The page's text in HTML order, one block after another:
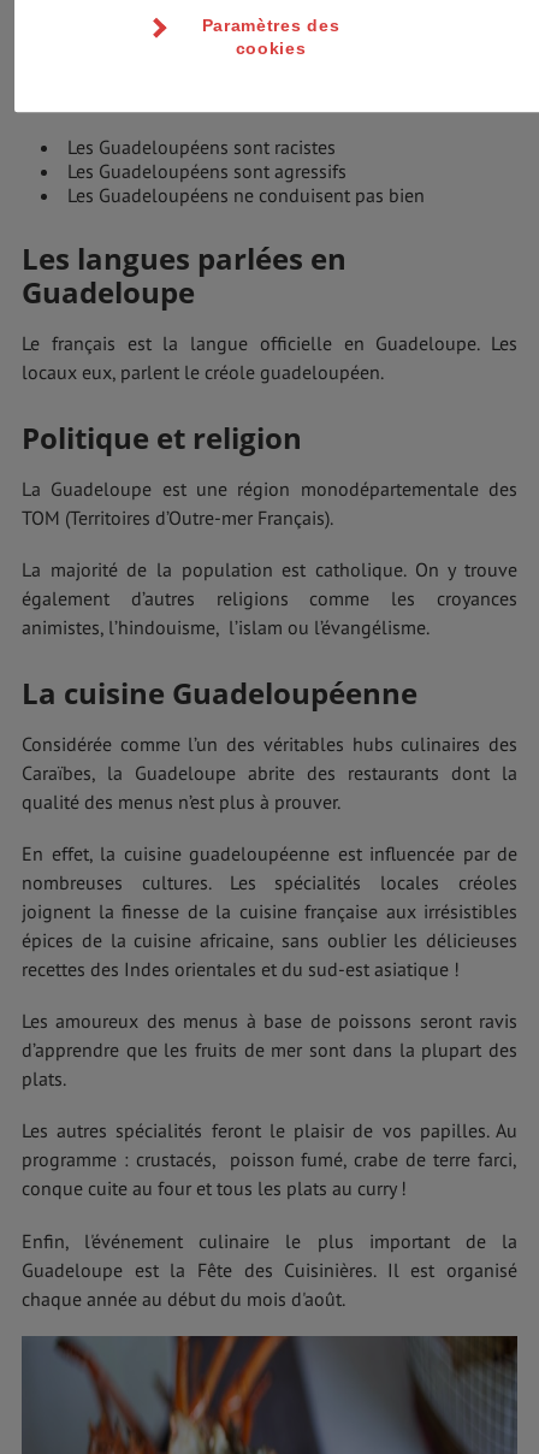
Les Guadeloupéens sont racistes
Les Guadeloupéens sont agressifs
Les Guadeloupéens ne conduisent pas bien
Les langues parlées en
Guadeloupe
Le français est la langue officielle en Guadeloupe. Les
locaux eux, parlent le créole guadeloupéen.
Politique et religion
La Guadeloupe est une région monodépartementale des
TOM (Territoires d’Outre-mer Français).
La majorité de la population est catholique. On y trouve
également d’autres religions comme les croyances
animistes, l’hindouisme, l’islam ou l’évangélisme.
La cuisine Guadeloupéenne
Considérée comme l’un des véritables hubs culinaires des
Caraïbes, la Guadeloupe abrite des restaurants dont la
qualité des menus n’est plus à prouver.
En effet, la cuisine guadeloupéenne est influencée par de
nombreuses cultures. Les spécialités locales créoles
joignent la finesse de la cuisine française aux irrésistibles
épices de la cuisine africaine, sans oublier les délicieuses
recettes des Indes orientales et du sud-est asiatique !
Les amoureux des menus à base de poissons seront ravis
d’apprendre que les fruits de mer sont dans la plupart des
plats.
Les autres spécialités feront le plaisir de vos papilles. Au
programme : crustacés, poisson fumé, crabe de terre farci,
conque cuite au four et tous les plats au curry !
Enfin, l'événement culinaire le plus important de la
Guadeloupe est la Fête des Cuisinières. Il est organisé
chaque année au début du mois d'août.
Paramètres des
cookies